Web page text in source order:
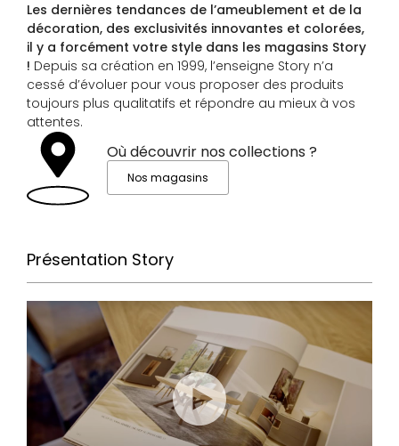
Les dernières tendances de l’ameublement et de la
décoration, des exclusivités innovantes et colorées,
il y a forcément votre style dans les magasins Story
! Depuis sa création en 1999, l’enseigne Story n’a
cessé d’évoluer pour vous proposer des produits
toujours plus qualitatifs et répondre au mieux à vos
attentes.
Où découvrir nos collections ?
Nos magasins
Présentation Story